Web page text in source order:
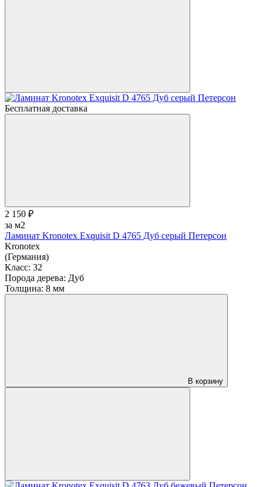
Бесплатная доставка
2 150 ₽
за м2
Ламинат Kronotex Exquisit D 4765 Дуб серый Петерсон
Kronotex
(Германия)
Класс: 32
Порода дерева: Дуб
Толщина: 8 мм
В корзину